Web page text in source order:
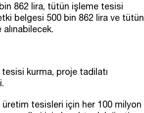
862 lira, tütün işleme tesisi
belgesi 500 bin 862 lira ve tütün
kurma, proje tadilatı
üretim tesisleri için her 100 milyon